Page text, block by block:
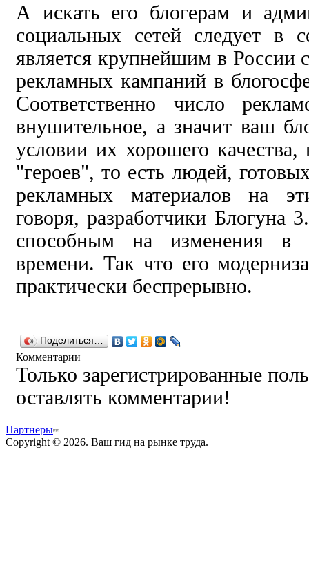
А искать его блогерам и
социальных сетей следует в
является крупнейшим в России
рекламных кампаний в
Соответственно число
внушительное, а значит ваш
условии их хорошего качества,
"героев", то есть людей,
рекламных материалов на
говоря, разработчики Блогуна
способным на изменения в
времени. Так что его
практически беспрерывно.
Поделиться…
Комментарии
Только зарегистрированные
оставлять комментарии!
Партнеры
Copyright © 2026. Ваш гид на рынке труда.